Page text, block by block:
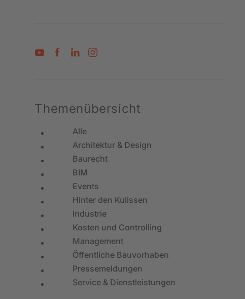
Themenübersicht
Alle
Architektur & Design
Baurecht
BIM
Events
Hinter den Kulissen
Industrie
Kosten und Controlling
Management
Öffentliche Bauvorhaben
Pressemeldungen
Service & Dienstleistungen